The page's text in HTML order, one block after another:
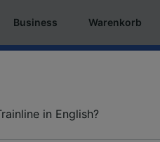
Business Warenkorb
in English?